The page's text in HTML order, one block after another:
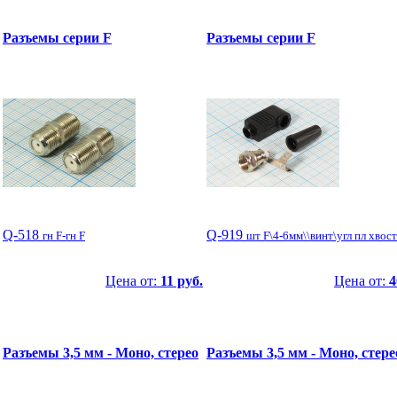
Разъемы серии F
Q-518 гн F-гн F
Цена от: 11 руб.
Разъемы серии F
Q-919 шт F\4-6мм\\винт\угл пл хвост
Цена от:
Разъемы 3,5 мм - Моно, стерео Разъемы 3,5 мм - Моно,